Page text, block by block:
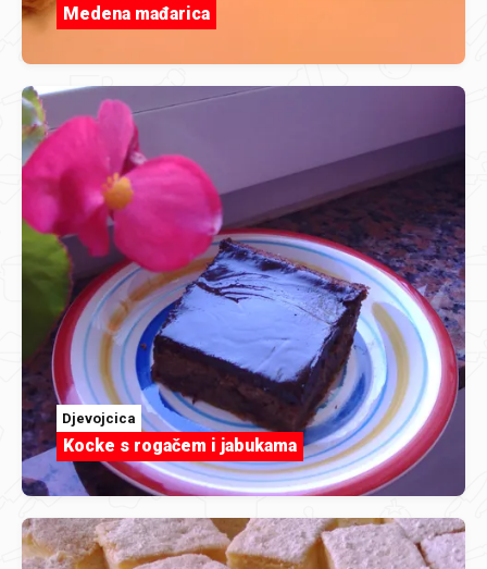
Medena mađarica
Djevojcica
Kocke s rogačem i jabukama